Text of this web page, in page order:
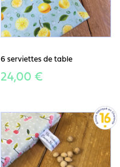
6 serviettes de table
24,00 €